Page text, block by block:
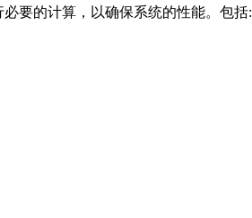
要的计算，以确保系统的性能。包括: